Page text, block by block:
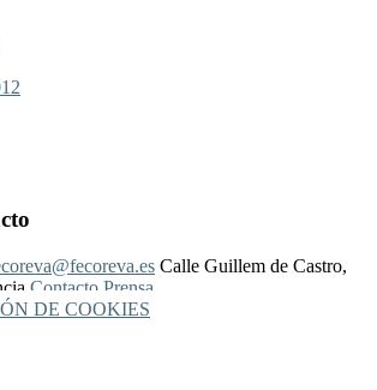
Calle Guillem de Castro,
Contacto Prensa
DE COOKIES